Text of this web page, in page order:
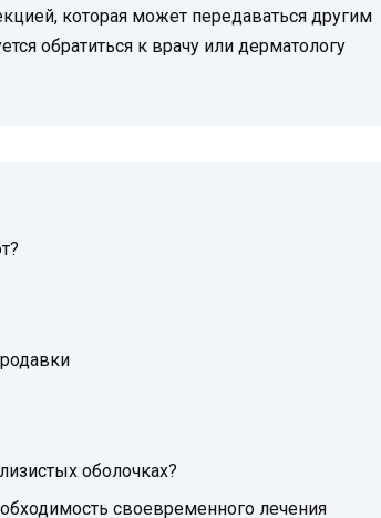
которая может передаваться другим
обратиться к врачу или дерматологу
оболочках?
своевременного лечения